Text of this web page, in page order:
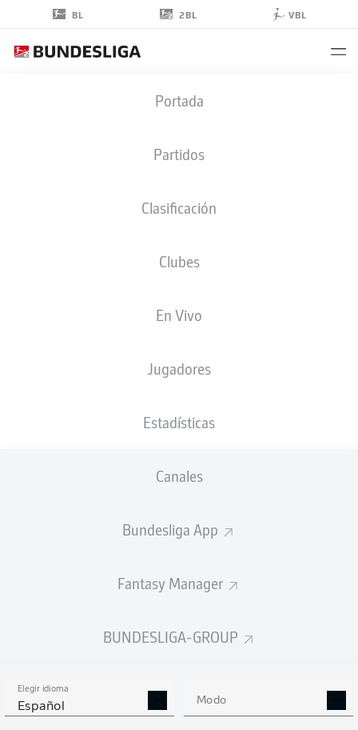
BL 2BL VBL
Portada
Partidos
Clasificación
Clubes
En Vivo
Jugadores
Estadísticas
Canales
Bundesliga App
Fantasy Manager
BUNDESLIGA-GROUP
Elegir idioma
Español Modo
ESTADÍSTICAS
TEMPORADA 2025/2026